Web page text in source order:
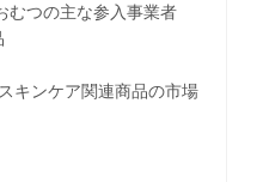
の主な参入事業者
ケア関連商品の市場